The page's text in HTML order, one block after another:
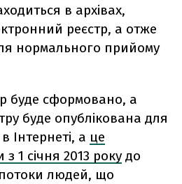
в архівах,
реєстр, а отже
нормального прийому
буде сформовано, а
буде опублікована для
Інтернеті, а це
1 січня 2013 року до
людей, що